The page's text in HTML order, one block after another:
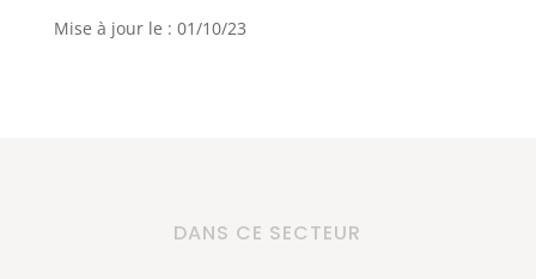
Mise à jour le : 01/10/23
DANS CE SECTEUR